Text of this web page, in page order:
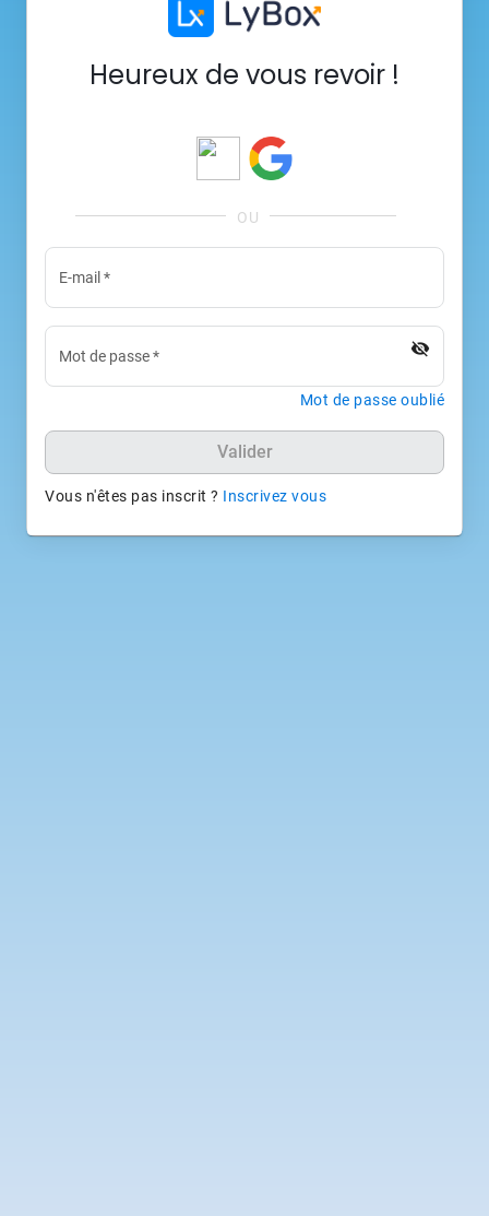
Heureux de vous revoir !
E-mail *
Mot de passe* visibility_off
Mot de passe oublié
Valider
Vous n'êtes pas inscrit ? Inscrivez vous